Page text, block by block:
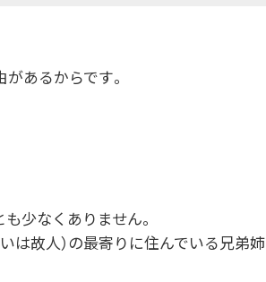
あるからです。
少なくありません。
は故人）の最寄りに住んでいる兄弟姉